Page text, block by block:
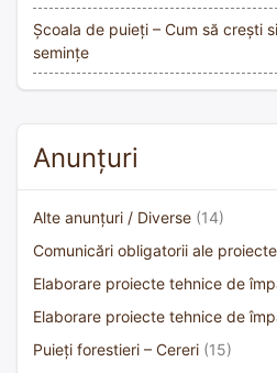
Școala de puieți – Cum să crești
semințe
Anunțuri
Alte anunțuri / Diverse (14)
Comunicări obligatorii ale
Elaborare proiecte tehnice de
Elaborare proiecte tehnice de
Puieți forestieri – Cereri (15)